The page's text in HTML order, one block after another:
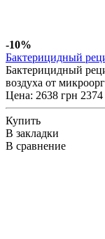
-10%
Бактерицидный
Бактерицидный
воздуха от
Цена: 2638 грн
Купить
В закладки
В сравнение